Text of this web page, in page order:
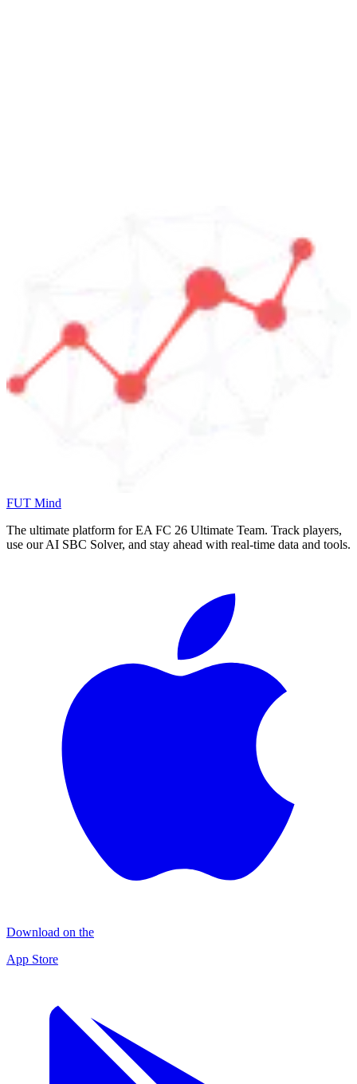
FUT Mind
The ultimate platform for EA FC 26 Ultimate Team. Track players,
use our AI SBC Solver, and stay ahead with real-time data and tools.
Download on the
App Store